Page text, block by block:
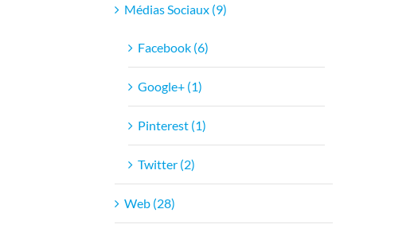
Médias Sociaux (9)
Facebook (6)
Google+ (1)
Pinterest (1)
Twitter (2)
Web (28)